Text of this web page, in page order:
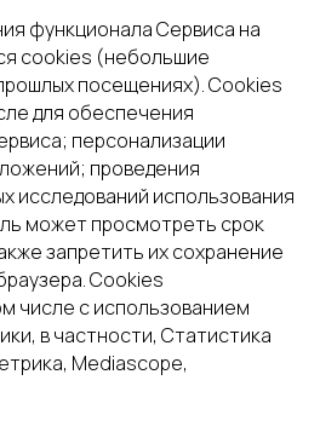
функционала Сервиса на
cookies (небольшие
посещениях). Cookies
для обеспечения
персонализации
проведения
исследований использования
может просмотреть срок
запретить их сохранение
Сookies
числе с использованием
в частности, Статистика
Mediascope,